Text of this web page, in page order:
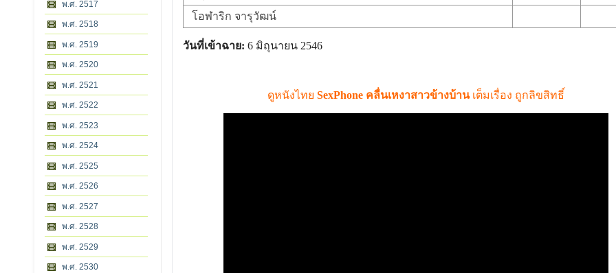
พ.ศ. 2517
พ.ศ. 2518
พ.ศ. 2519
พ.ศ. 2520
พ.ศ. 2521
พ.ศ. 2522
พ.ศ. 2523
พ.ศ. 2524
พ.ศ. 2525
พ.ศ. 2526
พ.ศ. 2527
พ.ศ. 2528
พ.ศ. 2529
พ.ศ. 2530
โอฬาริก จารุวัฒน์
วันที่เข้าฉาย: 6 มิถุนายน 2546
ดูหนังไทย SexPhone คลื่นเหงาสาวข้างบ้านเต็มเรื่อง ถูกลิขสิทธิ์